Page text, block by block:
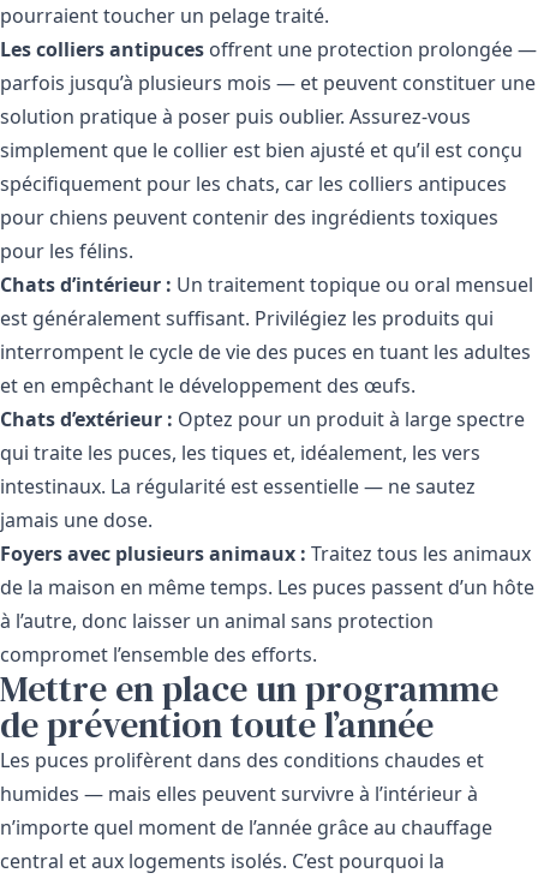
pourraient toucher un pelage traité.
Les colliers antipuces offrent une protection prolongée —
parfois jusqu’à plusieurs mois — et peuvent constituer une
solution pratique à poser puis oublier. Assurez-vous
simplement que le collier est bien ajusté et qu’il est conçu
spécifiquement pour les chats, car les colliers antipuces
pour chiens peuvent contenir des ingrédients toxiques
pour les félins.
Chats d’intérieur : Un traitement topique ou oral mensuel
est généralement suffisant. Privilégiez les produits qui
interrompent le cycle de vie des puces en tuant les adultes
et en empêchant le développement des œufs.
Chats d’extérieur : Optez pour un produit à large spectre
qui traite les puces, les tiques et, idéalement, les vers
intestinaux. La régularité est essentielle — ne sautez
jamais une dose.
Foyers avec plusieurs animaux : Traitez tous les animaux
de la maison en même temps. Les puces passent d’un hôte
à l’autre, donc laisser un animal sans protection
compromet l’ensemble des efforts.
Mettre en place un programme
de prévention toute l’année
Les puces prolifèrent dans des conditions chaudes et
humides — mais elles peuvent survivre à l’intérieur à
n’importe quel moment de l’année grâce au chauffage
central et aux logements isolés. C’est pourquoi la